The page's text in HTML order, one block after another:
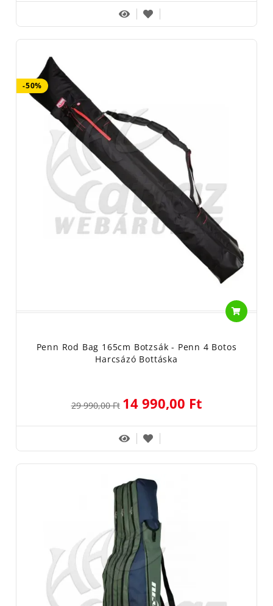
-50%
Penn Rod Bag 165cm Botzsák - Penn 4 Botos
Harcsázó Bottáska
29 990,00 Ft 14 990,00 Ft